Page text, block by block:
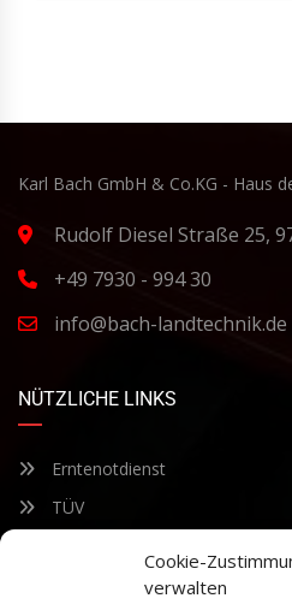
Cookie-
verwalten
Karl Bach GmbH & Co.KG - Haus
Rudolf Diesel Straße 25,
+49 7930 - 994 30
info@bach-landtechnik.de
NÜTZLICHE LINKS
Erntenotdienst
TÜV